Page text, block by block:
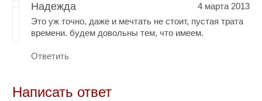
Надежда
4 марта 2013
Это уж точно, даже и мечтать не стоит, пустая трата
времени. будем довольны тем, что имеем.
Ответить
Написать ответ